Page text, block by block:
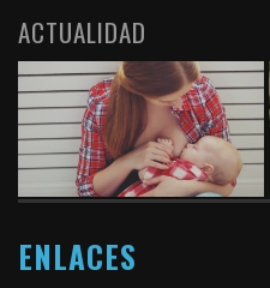
ACTUALIDAD
ENLACES